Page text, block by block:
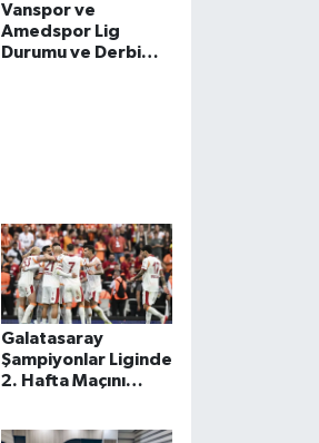
Vanspor ve
Amedspor Lig
Durumu ve Derbi
Galatasaray
Şampiyonlar Liginde
2. Hafta Maçını